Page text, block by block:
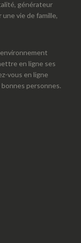
générateur
vie de famille,
en ligne ses
vous en ligne
personnes.